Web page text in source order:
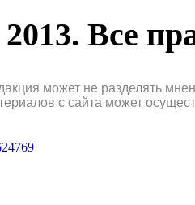
2013. Все
может не разделять
с сайта может